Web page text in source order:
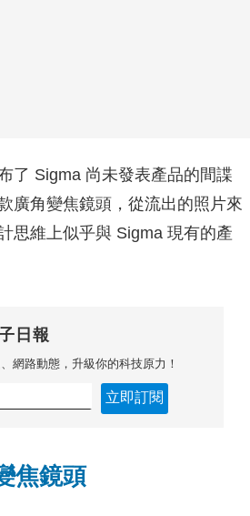
了 Sigma 尚未發表產品的間諜
廣角變焦鏡頭，從流出的照片來
思維上似乎與 Sigma 現有的產
日報
網路動態，升級你的科技原力！
立即訂閱
焦鏡頭